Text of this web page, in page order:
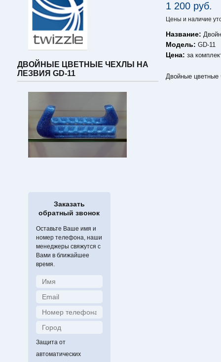
ДВОЙНЫЕ ЦВЕТНЫЕ ЧЕХЛЫ НА
ЛЕЗВИЯ GD-11
Заказать
обратный звонок
Оставьте Ваше имя и
номер телефона, наши
менеджеры свяжутся с
Вами в ближайшее
время.
Защита от
автоматических
1 200 руб.
Цены и наличие
Название:
Модель:GD-11
Цена:за
Двойные цветные